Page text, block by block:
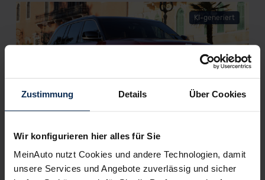
Zustimmung Details Über Cookies
Wir konfigurieren hier alles für Sie
MeinAuto nutzt Cookies und andere Technologien, damit
unsere Services und Angebote zuverlässig und sicher
KI-generiert
Jeep Grand Cherokee (Test 2022): Wie gut
Hybrid?